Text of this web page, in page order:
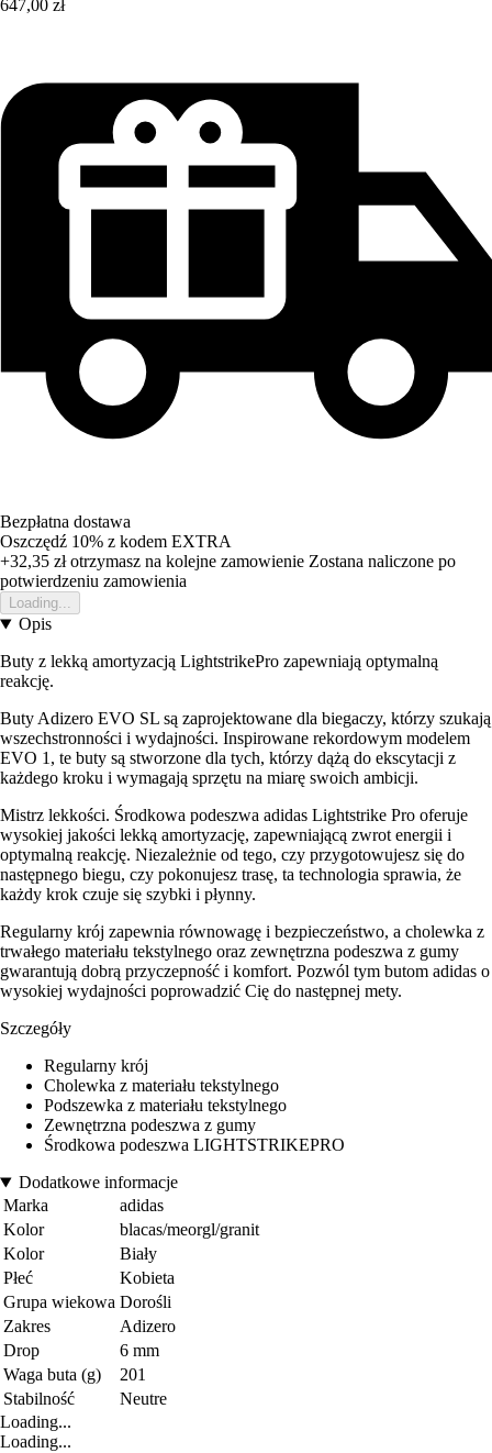
647,00 zł
Bezpłatna dostawa
Oszczędź 10% z kodem EXTRA
+32,35 złotrzymasz na kolejne zamowienie Zostana naliczone po
potwierdzeniu zamowienia
Loading...
Opis
Buty z lekką amortyzacją LightstrikePro zapewniają optymalną
reakcję.
Buty Adizero EVO SL są zaprojektowane dla biegaczy, którzy szukają
wszechstronności i wydajności. Inspirowane rekordowym modelem
EVO 1, te buty są stworzone dla tych, którzy dążą do ekscytacji z
każdego kroku i wymagają sprzętu na miarę swoich ambicji.
Mistrz lekkości. Środkowa podeszwa adidas Lightstrike Pro oferuje
wysokiej jakości lekką amortyzację, zapewniającą zwrot energii i
optymalną reakcję. Niezależnie od tego, czy przygotowujesz się do
następnego biegu, czy pokonujesz trasę, ta technologia sprawia, że
każdy krok czuje się szybki i płynny.
Regularny krój zapewnia równowagę i bezpieczeństwo, a cholewka z
trwałego materiału tekstylnego oraz zewnętrzna podeszwa z gumy
gwarantują dobrą przyczepność i komfort. Pozwól tym butom adidas o
wysokiej wydajności poprowadzić Cię do następnej mety.
Szczegóły
Regularny krój
Cholewka z materiału tekstylnego
Podszewka z materiału tekstylnego
Zewnętrzna podeszwa z gumy
Środkowa podeszwa LIGHTSTRIKEPRO
Dodatkowe informacje
Marka
adidas
Kolor
blacas/meorgl/granit
Kolor
Biały
Płeć
Kobieta
Grupa wiekowa Dorośli
Zakres
Adizero
Drop
6 mm
Waga buta (g)
201
Stabilność
Neutre
Loading...
Loading...